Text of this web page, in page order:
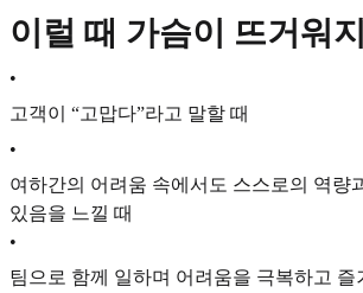
이럴 때 가슴이 뜨거워
•
고객이 “고맙다”라고 말할 때
•
여하간의 어려움 속에서도 스스로의 역량
있음을 느낄 때
•
팀으로 함께 일하며 어려움을 극복하고 즐